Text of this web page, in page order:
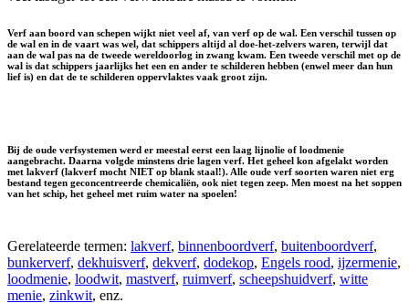
Verf aan boord van schepen wijkt niet veel af, van verf op de wal. Een verschil tussen op
de wal en in de vaart was wel, dat schippers altijd al doe-het-zelvers waren, terwijl dat
aan de wal pas na de tweede wereldoorlog in zwang kwam. Een tweede verschil met op de
wal is dat schippers jaarlijks het een en ander te schilderen hebben (enwel meer dan hun
lief is) en dat de te schilderen oppervlaktes vaak groot zijn.
Bij de oude verfsystemen werd er meestal eerst een laag lijnolie of loodmenie
aangebracht. Daarna volgde minstens drie lagen verf. Het geheel kon afgelakt worden
met lakverf (lakverf mocht NIET op blank staal!). Alle oude verf soorten waren niet erg
bestand tegen geconcentreerde chemicaliën, ook niet tegen zeep. Men moest na het soppen
van het schip, het geheel met ruim water na spoelen!
Gerelateerde termen: lakverf, binnenboordverf, buitenboordverf,
bunkerverf, dekhuisverf, dekverf, dodekop, Engels rood, ijzermenie,
loodmenie, loodwit, mastverf, ruimverf, scheepshuidverf, witte
menie, zinkwit, enz.